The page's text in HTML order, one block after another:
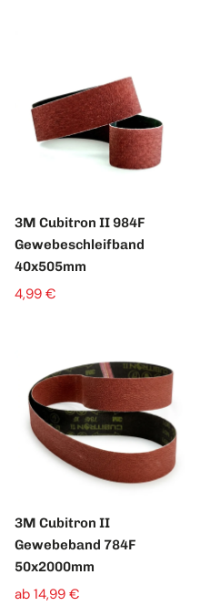
3M Cubitron II 984F
Gewebeschleifband
40x505mm
4,99 €
3M Cubitron II
Gewebeband 784F
50x2000mm
ab 14,99 €